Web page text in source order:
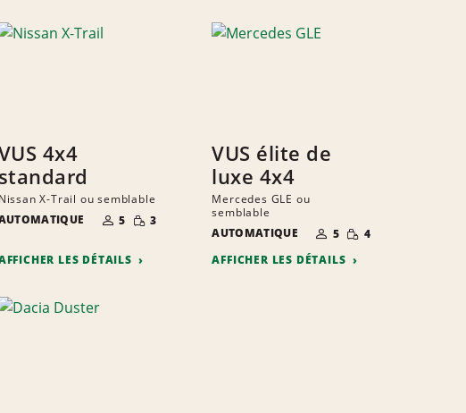
4x4
standard
Nissan X-Trail ou semblable
NOMBRE DE
PERSONNES
5 QUANTITÉ
RÉDUITE
3
LES DÉTAILS
VUS élite de
luxe 4x4
Mercedes GLE ou
semblable
AUTOMATIQUE
NOMBRE DE
PERSONNES
5 QUANTITÉ
RÉDUITE
4
AFFICHER LES DÉTAILS